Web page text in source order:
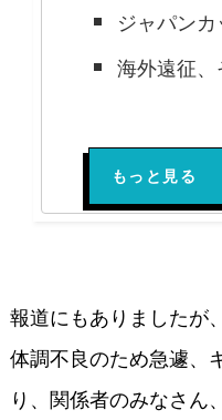
もっと見る
報道にもありましたが
体調不良のため急遽、
り、関係者のみなさん